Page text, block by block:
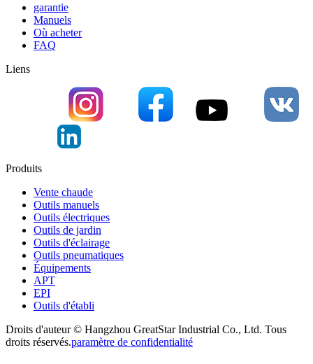
garantie
Manuels
Où acheter
FAQ
Liens
Produits
Vente chaude
Outils manuels
Outils électriques
Outils de jardin
Outils d'éclairage
Outils pneumatiques
Équipements
APT
EPI
Outils d'établi
Droits d'auteur © Hangzhou GreatStar Industrial Co., Ltd. Tous
droits réservés.paramètre de confidentialité